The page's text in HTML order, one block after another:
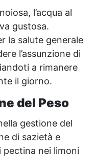
l’acqua al
gustosa.
la salute generale
l’assunzione di
a rimanere
il giorno.
del Peso
gestione del
di sazietà e
pectina nei limoni